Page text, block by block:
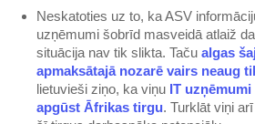
Neskatoties uz to, ka ASV
uzņēmumi šobrīd masveidā atlaiž
situācija nav tik slikta. Taču ​algas
apmaksātajā nozarē vairs neaug
lietuvieši ziņo, ka viņu IT
apgūst Āfrikas tirgu​. Turklāt viņi